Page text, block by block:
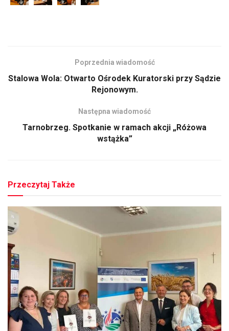
Poprzednia wiadomość
Stalowa Wola: Otwarto Ośrodek Kuratorski przy Sądzie
Rejonowym.
Następna wiadomość
Tarnobrzeg. Spotkanie w ramach akcji „Różowa
wstążka”
Przeczytaj Także